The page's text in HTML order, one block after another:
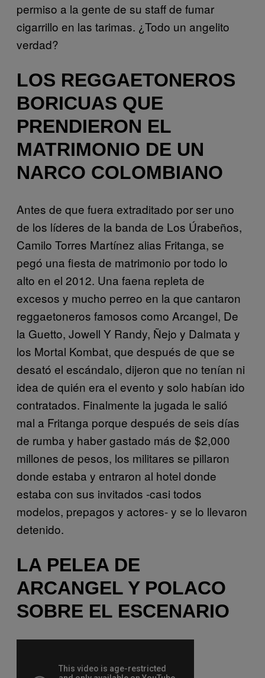
permiso a la gente de su staff de fumar
cigarrillo en las tarimas. ¿Todo un angelito
verdad?
LOS REGGAETONEROS
BORICUAS QUE
PRENDIERON EL
MATRIMONIO DE UN
NARCO COLOMBIANO
Antes de que fuera extraditado por ser uno
de los líderes de la banda de Los Úrabeños,
Camilo Torres Martínez alias Fritanga, se
pegó una fiesta de matrimonio por todo lo
alto en el 2012. Una faena repleta de
excesos y mucho perreo en la que cantaron
reggaetoneros famosos como Arcangel, De
la Guetto, Jowell Y Randy, Ñejo y Dalmata y
los Mortal Kombat, que después de que se
desató el escándalo, dijeron que no tenían ni
idea de quién era el evento y solo habían ido
contratados. Finalmente la jugada le salió
mal a Fritanga porque después de seis días
de rumba y haber gastado más de $2,000
millones de pesos, los militares se pillaron
donde estaba y entraron al hotel donde
estaba con sus invitados -casi todos
modelos, prepagos y actores- y se lo llevaron
detenido.
LA PELEA DE
ARCANGEL Y POLACO
SOBRE EL ESCENARIO